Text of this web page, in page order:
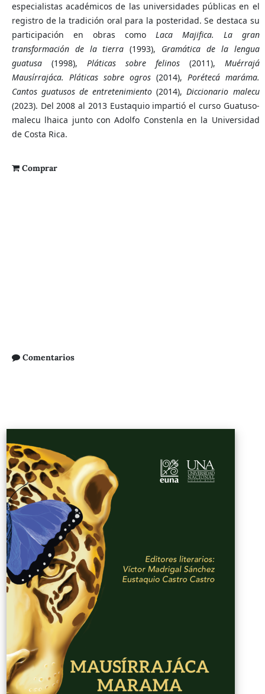
especialistas académicos de las universidades públicas en el
registro de la tradición oral para la posteridad. Se destaca su
participación en obras como Laca Majifica. La gran
transformación de la tierra(1993), Gramática de la lengua
guatusa(1998), Pláticas sobre felinos(2011), Muérrajá
Mausírrajáca. Pláticas sobre ogros(2014), Porétecá maráma.
Cantos guatusos de entretenimiento (2014),Diccionario malecu
(2023). Del 2008 al 2013 Eustaquio impartió el curso Guatuso-
malecu lhaica junto con Adolfo Constenla en la Universidad
de Costa Rica.
Comprar
Comentarios